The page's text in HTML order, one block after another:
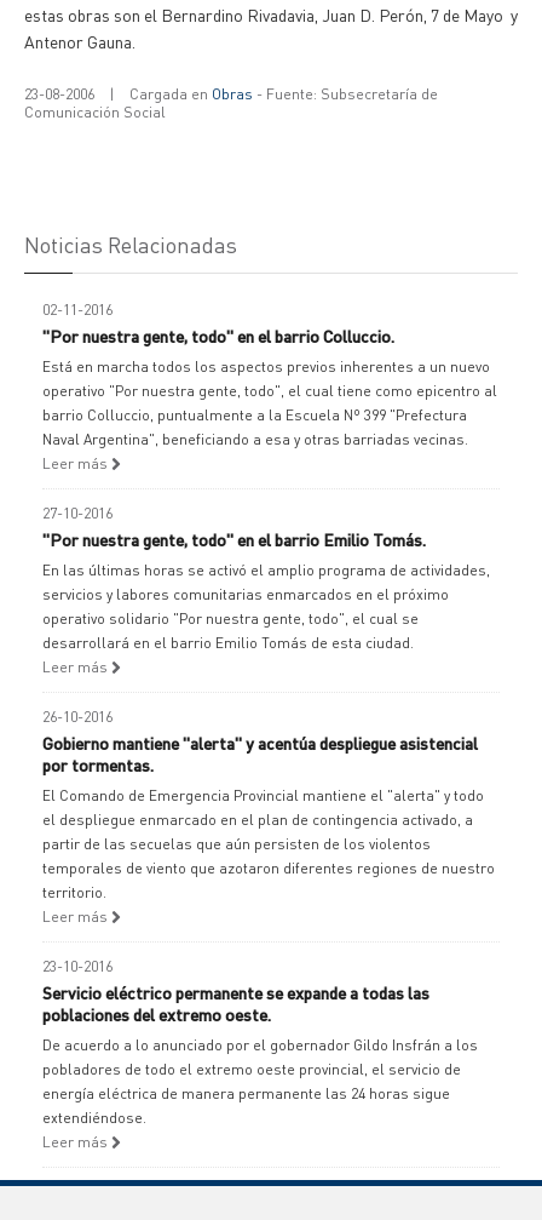
estas obras son el Bernardino Rivadavia, Juan D. Perón, 7 de Mayo y
Antenor Gauna.
23-08-2006 | Cargada en Obras - Fuente: Subsecretaría de
Comunicación Social
Noticias Relacionadas
02-11-2016
"Por nuestra gente, todo" en el barrio Colluccio.
Está en marcha todos los aspectos previos inherentes a un nuevo
operativo "Por nuestra gente, todo", el cual tiene como epicentro al
barrio Colluccio, puntualmente a la Escuela Nº 399 "Prefectura
Naval Argentina", beneficiando a esa y otras barriadas vecinas.
Leer más
27-10-2016
"Por nuestra gente, todo" en el barrio Emilio Tomás.
En las últimas horas se activó el amplio programa de actividades,
servicios y labores comunitarias enmarcados en el próximo
operativo solidario "Por nuestra gente, todo", el cual se
desarrollará en el barrio Emilio Tomás de esta ciudad.
Leer más
26-10-2016
Gobierno mantiene "alerta" y acentúa despliegue asistencial
por tormentas.
El Comando de Emergencia Provincial mantiene el "alerta" y todo
el despliegue enmarcado en el plan de contingencia activado, a
partir de las secuelas que aún persisten de los violentos
temporales de viento que azotaron diferentes regiones de nuestro
territorio.
Leer más
23-10-2016
Servicio eléctrico permanente se expande a todas las
poblaciones del extremo oeste.
De acuerdo a lo anunciado por el gobernador Gildo Insfrán a los
pobladores de todo el extremo oeste provincial, el servicio de
energía eléctrica de manera permanente las 24 horas sigue
extendiéndose.
Leer más